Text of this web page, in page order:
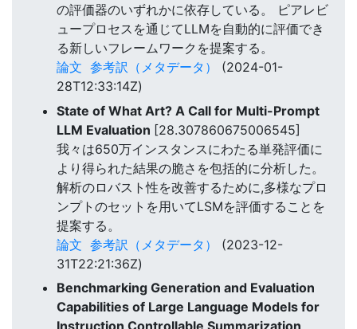
の評価器のいずれかに依存している。 ピアレビ
ュープロセスを通じてLLMを自動的に評価でき
る新しいフレームワークを提案する。
論文 参考訳（メタデータ）
(2024-01-
28T12:33:14Z)
State of What Art? A Call for Multi-Prompt
LLM Evaluation [28.307860675006545]
我々は650万インスタンスにわたる単発評価に
より得られた結果の脆さを包括的に分析した。
解析のロバスト性を改善するために,多様なプロ
ンプトのセットを用いてLSMを評価することを
提案する。
論文 参考訳（メタデータ）
(2023-12-
31T22:21:36Z)
Benchmarking Generation and Evaluation
Capabilities of Large Language Models for
Instruction Controllable Summarization